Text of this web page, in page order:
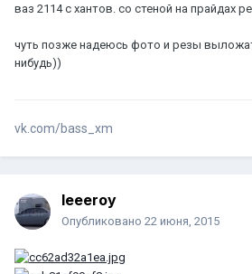
ваз 2114 с хантов. со стеной на прайдах
чуть позже надеюсь фото и резы
нибудь))
vk.com/bass_xm
leeeroy
Опубликовано 22 июня, 2015